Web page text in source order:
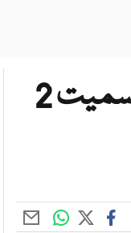
کنٹرول لائن پر بھارتی فوج کی بلااشتعال فائرنگ لڑکی سمیت 2